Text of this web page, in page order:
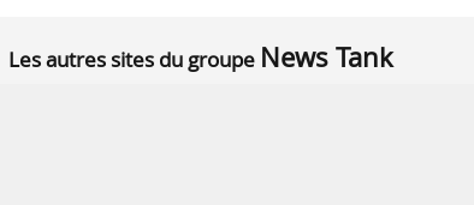
Les autres sites du groupe News Tank